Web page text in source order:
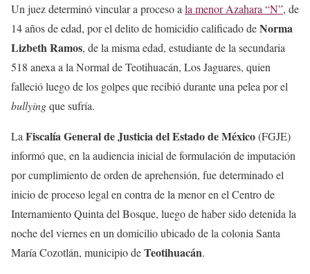
Un juez determinó vincular a proceso a la menor Azahara “N”, de
14 años de edad, por el delito de homicidio calificado deNorma
Lizbeth Ramos, de la misma edad, estudiante de la secundaria
518 anexa a la Normal de Teotihuacán, Los Jaguares, quien
falleció luego de los golpes que recibió durante una pelea por el
bullyingque sufría.
La Fiscalía General de Justicia del Estado de México(FGJE)
informó que, en la audiencia inicial de formulación de imputación
por cumplimiento de orden de aprehensión, fue determinado el
inicio de proceso legal en contra de la menor en el Centro de
Internamiento Quinta del Bosque, luego de haber sido detenida la
noche del viernes en un domicilio ubicado de la colonia Santa
María Cozotlán, municipio deTeotihuacán.